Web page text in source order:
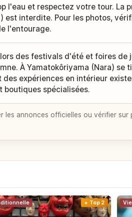
l'eau et respectez votre tour. La
est interdite. Pour les photos,
l'entourage.
des festivals d'été et foires de
À Yamatokôriyama (Nara) se
des expériences en intérieur
boutiques spécialisées.
les annonces officielles ou vérifier sur
Top 2 Vie